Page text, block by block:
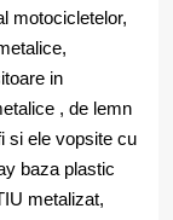
motocicletelor,
in
, de lemn
si ele vopsite cu
baza plastic
metalizat,